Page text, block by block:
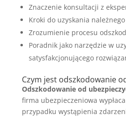
Znaczenie konsultacji z
Kroki do uzyskania
Zrozumienie procesu
Poradnik jako narzędzie w
satysfakcjonującego
Czym jest odszkodowanie
Odszkodowanie od
firma ubezpieczeniowa
przypadku wystąpienia